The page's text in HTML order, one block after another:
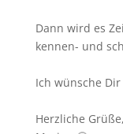
Dann wird es
kennen- und
Ich wünsche
Herzliche Grüße,